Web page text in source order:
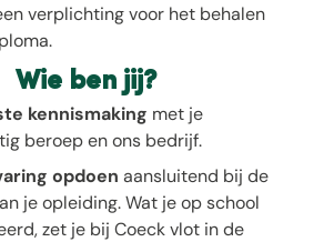
verplichting voor het behalen
Wie ben jij?
kennismaking met je
beroep en ons bedrijf.
opdoen aansluitend bij de
je opleiding. Wat je op school
zet je bij Coeck vlot in de